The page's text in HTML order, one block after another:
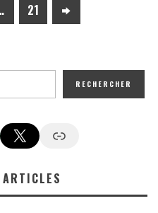
21
RECHERCHER
X Google News